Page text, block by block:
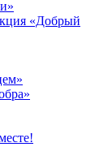
«Добрый